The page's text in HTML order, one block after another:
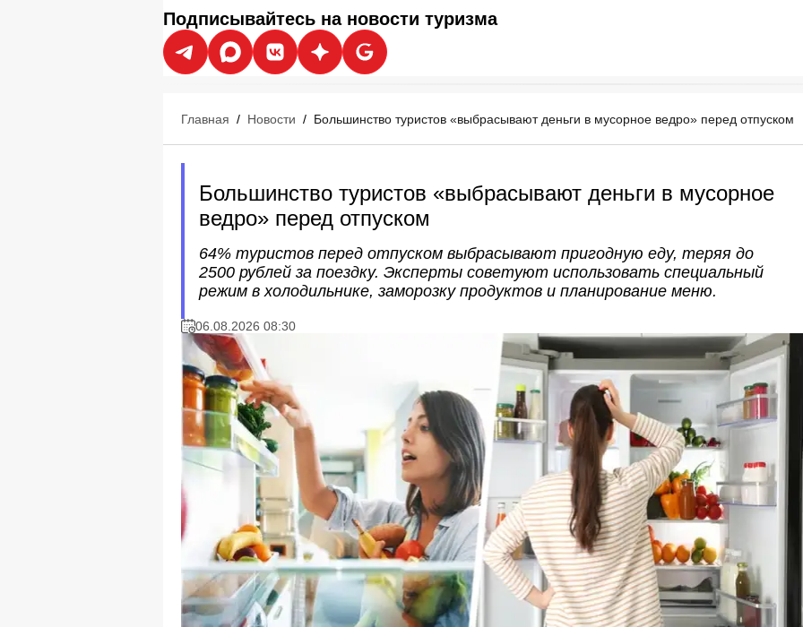
Подписывайтесь на новости туризма
Главная / Новости / Большинство туристов «выбрасывают деньги в мусорное ведро» перед отпуском
Большинство туристов «выбрасывают деньги в мусорное
ведро» перед отпуском
64% туристов перед отпуском выбрасывают пригодную еду, теряя до
2500 рублей за поездку. Эксперты советуют использовать специальный
режим в холодильнике, заморозку продуктов и планирование меню.
06.08.2026 08:30